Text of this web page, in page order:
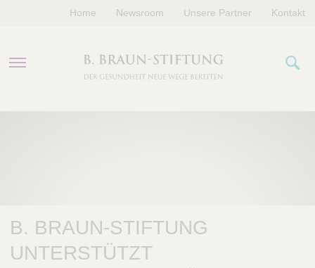
ÜBER UNS
Home Newsroom Unsere Partner Kontakt
B. BRAUN-STIFTUNG
UNTERSTÜTZT